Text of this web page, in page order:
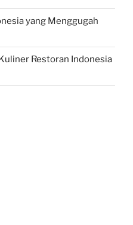
yang Menggugah
Restoran Indonesia